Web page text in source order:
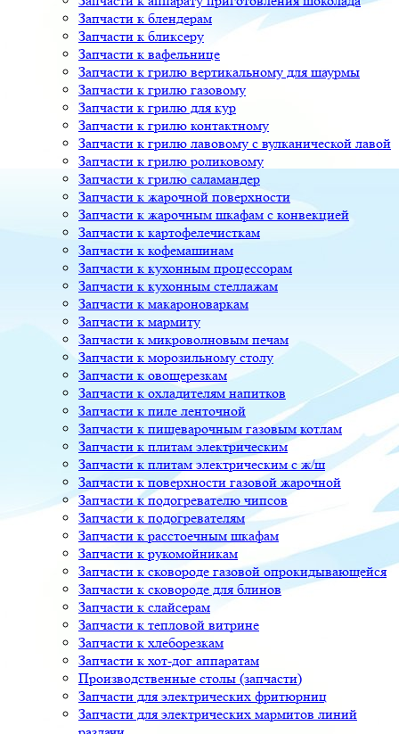
Запчасти к блендерам
Запчасти к бликсеру
Запчасти к вафельнице
Запчасти к грилю вертикальному для шаурмы
Запчасти к грилю газовому
Запчасти к грилю для кур
Запчасти к грилю контактному
Запчасти к грилю лавовому с вулканической лавой
Запчасти к грилю роликовому
Запчасти к грилю саламандер
Запчасти к жарочной поверхности
Запчасти к жарочным шкафам с конвекцией
Запчасти к картофелечисткам
Запчасти к кофемашинам
Запчасти к кухонным процессорам
Запчасти к кухонным стеллажам
Запчасти к макароноваркам
Запчасти к мармиту
Запчасти к микроволновым печам
Запчасти к морозильному столу
Запчасти к овощерезкам
Запчасти к охладителям напитков
Запчасти к пиле ленточной
Запчасти к пищеварочным газовым котлам
Запчасти к плитам электрическим
Запчасти к плитам электрическим с ж/ш
Запчасти к поверхности газовой жарочной
Запчасти к подогревателю чипсов
Запчасти к подогревателям
Запчасти к расстоечным шкафам
Запчасти к рукомойникам
Запчасти к сковороде газовой опрокидывающейся
Запчасти к сковороде для блинов
Запчасти к слайсерам
Запчасти к тепловой витрине
Запчасти к хлеборезкам
Запчасти к хот-дог аппаратам
Производственные столы (запчасти)
Запчасти для электрических фритюрниц
Запчасти для электрических мармитов линий